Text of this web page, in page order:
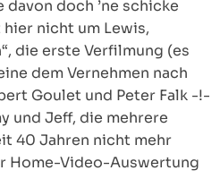
doch ’ne schicke
nicht um Lewis,
die erste Verfilmung (es
dem Vernehmen nach
Goulet und Peter Falk -!-
und Jeff, die mehrere
40 Jahren nicht mehr
Home-Video-Auswertung